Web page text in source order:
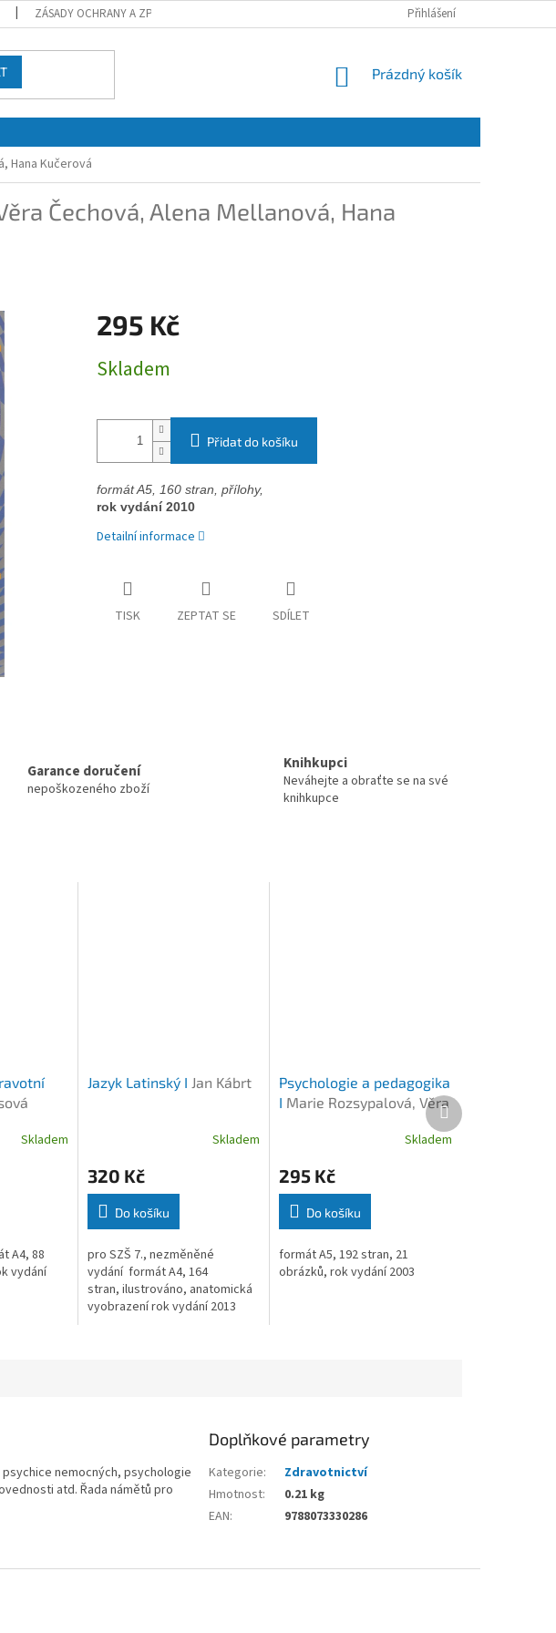
ZÁSADY OCHRANY A ZPRACOVÁNÍ OSOBNÍCH ÚDAJŮ A JEJICH POUŽÍVÁNÍ O NÁS
Přihlášení
NÁKUPNÍ
Prázdný košík
Hana Kučerová
Čechová, Alena Mellanová, Hana
295 Kč
cena:
Skladem
Přidat do košíku
formát A5, 160 stran, přílohy,
rok vydání 2010
Detailní informace
TISK ZEPTAT SE SDÍLET
Garance doručení
nepoškozeného zboží
Knihkupci
Neváhejte a obraťte se na své
knihkupce
Skladem
A4, 88
vydání
Jazyk Latinský I Jan Kábrt
Skladem
320 Kč
Do košíku
pro SZŠ 7., nezměněné
vydání formát A4, 164
stran, ilustrováno, anatomická
vyobrazení rok vydání 2013
Psychologie a pedagogika
I Marie Rozsypalová, Věra
Skladem
295 Kč
Do košíku
formát A5, 192 stran, 21
obrázků, rok vydání 2003
Další
produkt
nemocných, psychologie
atd. Řada námětů pro
Doplňkové parametry
Kategorie:
Zdravotnictví
Hmotnost:
0.21 kg
EAN: 9788073330286